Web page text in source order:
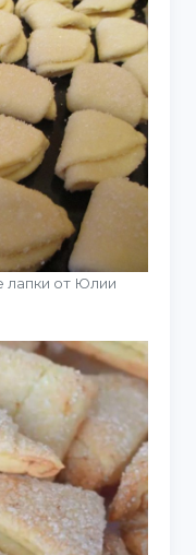
лапки от Юлии